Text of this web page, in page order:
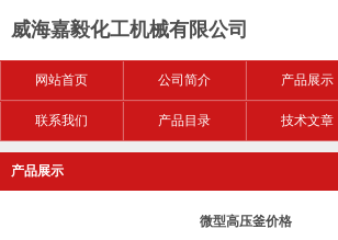
威海嘉毅化工机械有限公司
网站首页 公司简介 产品展示
联系我们 产品目录 技术文章
产品展示
微型高压釜价格